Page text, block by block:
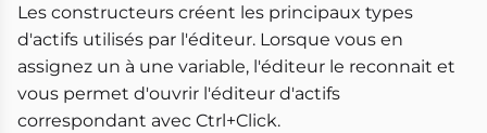
Les constructeurs créent les principaux types
d'actifs utilisés par l'éditeur. Lorsque vous en
assignez un à une variable, l'éditeur le reconnait et
vous permet d'ouvrir l'éditeur d'actifs
correspondant avec Ctrl+Click.